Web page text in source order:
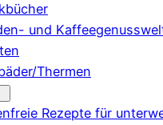
und
Thermen
Rezepte für